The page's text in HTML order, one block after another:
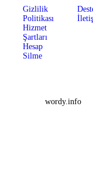
Gizlilik
Politikası
Hizmet
Şartları
Hesap
Silme
wordy.info